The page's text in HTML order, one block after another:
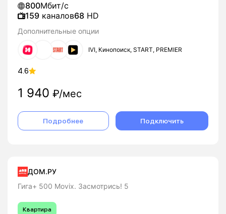
800Мбит/с
159 каналов68 HD
Дополнительные опции
IVI, Кинопоиск, START, PREMIER
4.6
1 940 ₽/мес
Подробнее Подключить
ДОМ.РУ
Гига+ 500 Movix. Засмотрись! 5
Квартира